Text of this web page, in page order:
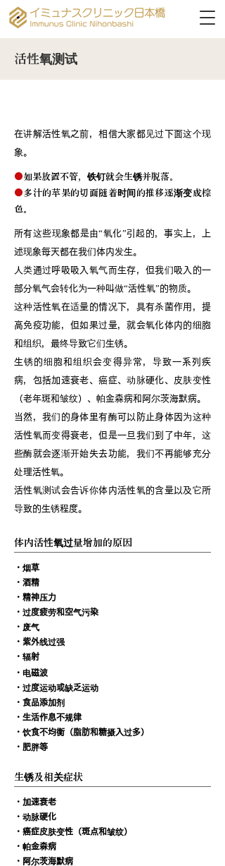
活性氧测试
在讲解活性氧之前，相信大家都见过下面这个现
象。
●如果放置不管，铁钉就会生锈并脱落。
●多汁的苹果的切面随着时间的推移逐渐变成棕
色。
所有这些现象都是由“氧化”引起的，事实上，上
述现象每天都在我们体内发生。
人类通过呼吸吸入氧气而生存，但我们吸入的一
部分氧气会转化为一种叫做“活性氧”的物质。
这种活性氧在适量的情况下，具有杀菌作用，提
高免疫功能，但如果过量，就会氧化体内的细胞
和组织，最终导致它们生锈。
生锈的细胞和组织会变得异常，导致一系列疾
病，包括加速衰老、癌症、动脉硬化、皮肤变性
（老年斑和皱纹）、帕金森病和阿尔茨海默病。
当然，我们的身体里有酶可以防止身体因为这种
活性氧而变得衰老，但是一旦我们到了中年，这
些酶就会逐渐开始失去功能，我们不再能够充分
处理活性氧。
活性氧测试会告诉你体内活性氧的含量以及它所
导致的生锈程度。
体内活性氧过量增加的原因
・烟草
・酒精
・精神压力
・过度疲劳和空气污染
・废气
・紫外线过强
・辐射
・电磁波
・过度运动或缺乏运动
・食品添加剂
・生活作息不规律
・饮食不均衡（脂肪和糖摄入过多）
・肥胖等
生锈及相关症状
・加速衰老
・动脉硬化
・癌症皮肤变性（斑点和皱纹）
・帕金森病
・阿尔茨海默病